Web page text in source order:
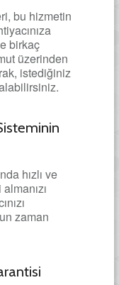
bu hizmetin
birkaç
üzerinden
istediğiniz
hızlı ve
zaman